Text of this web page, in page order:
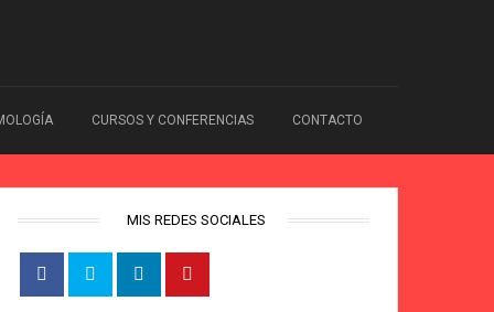
CURSOS Y CONFERENCIAS CONTACTO
MIS REDES SOCIALES